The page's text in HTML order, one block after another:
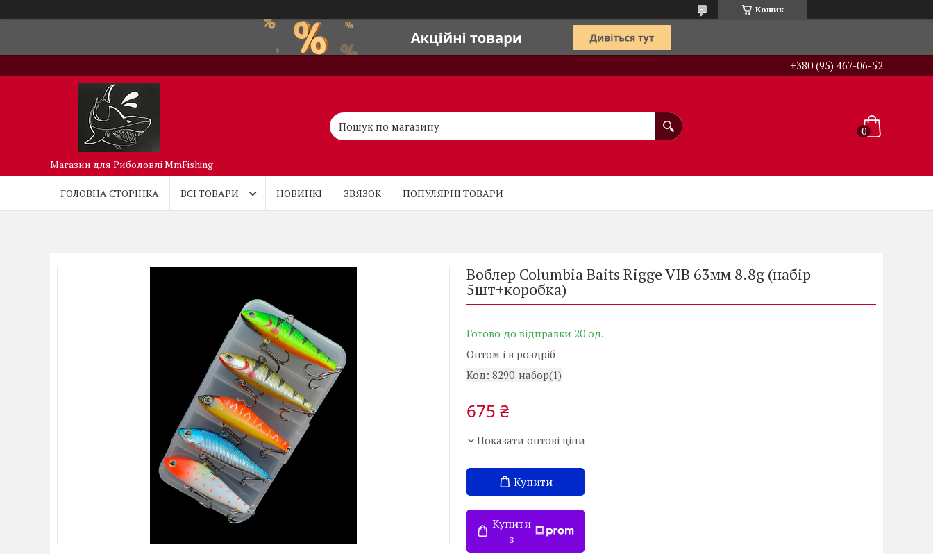
Кошик
+380 (95) 467-06-52
Магазин для Риболовлі MmFishing
ГОЛОВНА СТОРІНКА ВСІ ТОВАРИ НОВИНКІ ЗВЯЗОК ПОПУЛЯРНІ ТОВАРИ
Воблер Columbia Baits Rigge VIB 63мм 8.8g (набір
5шт+коробка)
Готово до відправки 20 од.
Оптом і в роздріб
Код: 8290-набор(1)
675 ₴
Показати оптові ціни
Купити
Купити
з